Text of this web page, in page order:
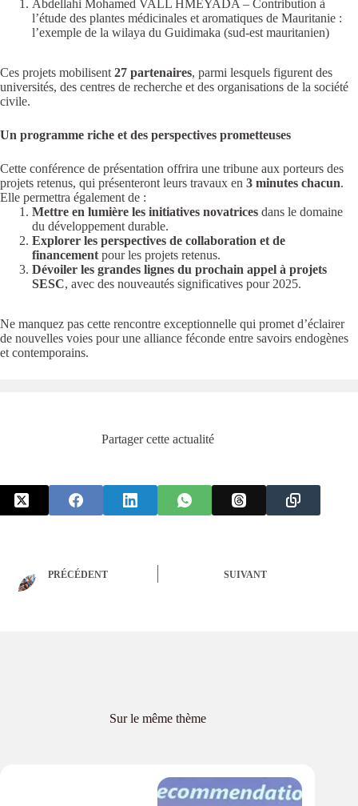
Abdellahi Mohamed VALL HMEYADA – Contribution à
l’étude des plantes médicinales et aromatiques de Mauritanie :
l’exemple de la wilaya du Guidimaka (sud-est mauritanien)
Ces projets mobilisent27 partenaires, parmi lesquels figurent des
universités, des centres de recherche et des organisations de la société
civile.
Un programme riche et des perspectives prometteuses
Cette conférence de présentation offrira une tribune aux porteurs des
projets retenus, qui présenteront leurs travaux en 3 minutes chacun.
Elle permettra également de :
Mettre en lumière les initiatives novatrices dans le domaine
du développement durable.
Explorer les perspectives de collaboration et de
financementpour les projets retenus.
Dévoiler les grandes lignes du prochain appel à projets
SESC, avec des nouveautés significatives pour 2025.
Ne manquez pas cette rencontre exceptionnelle qui promet d’éclairer
de nouvelles voies pour une alliance féconde entre savoirs endogènes
et contemporains.
Partager cette actualité
PRÉCÉDENT SUIVANT
Sur le même thème